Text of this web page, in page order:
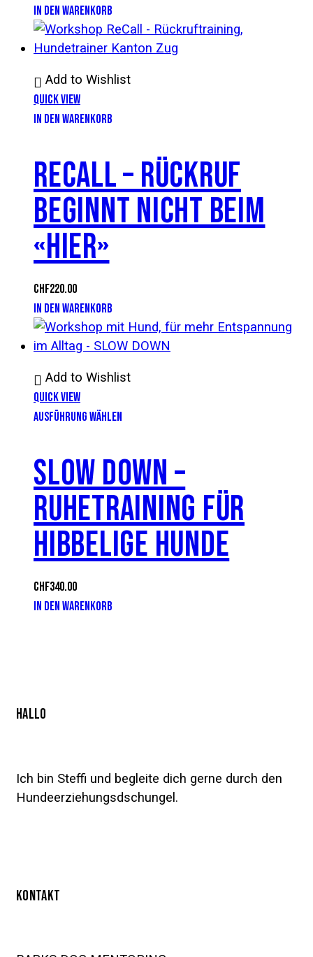
IN DEN WARENKORB
Add to Wishlist
Quick View
IN DEN WARENKORB
RECALL – RÜCKRUF
BEGINNT NICHT BEIM
«HIER»
CHF220.00
IN DEN WARENKORB
Add to Wishlist
Quick View
AUSFÜHRUNG WÄHLEN
SLOW DOWN –
RUHETRAINING FÜR
HIBBELIGE HUNDE
CHF340.00
IN DEN WARENKORB
HALLO
Ich bin Steffi und begleite dich gerne durch den
Hundeerziehungsdschungel.
KONTAKT